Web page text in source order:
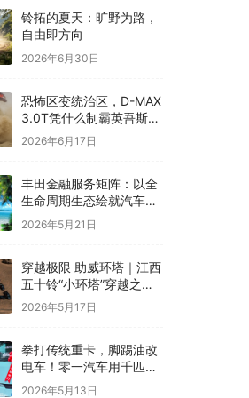
铃拓的夏天：旷野为路，
自由即方向
2026年6月30日
恐怖区变统治区，D-MAX
3.0T凭什么制霸英吾斯
塘？
2026年6月17日
丰田金融服务矩阵：以全
生命周期生态绘就汽车消
费多元化新蓝图
2026年5月21日
穿越极限 助威环塔｜江西
五十铃“小环塔”穿越之旅
圆满收官
2026年5月17日
拳打传统重卡，脚踢油改
电车！零一汽车用千匹马
力破局山区重载难题
2026年5月13日